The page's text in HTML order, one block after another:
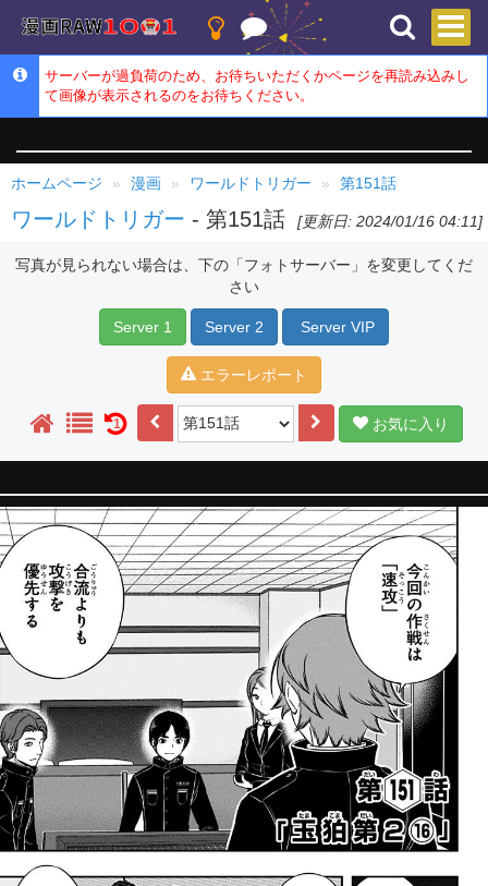
サーバーが過負荷のため、お待ちいただくかページを再読み込みし
て画像が表示されるのをお待ちください。
ホームページ 漫画 ワールドトリガー 第151話
ワールドトリガー - 第151話 [更新日: 2024/01/16 04:11]
写真が見られない場合は、下の「フォトサーバー」を変更してくだ
さい
Server 1 Server 2 Server VIP
エラーレポート
1 お気に入り